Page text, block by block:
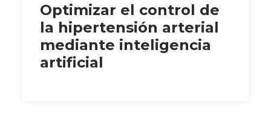
Optimizar el control de
la hipertensión arterial
mediante inteligencia
artificial